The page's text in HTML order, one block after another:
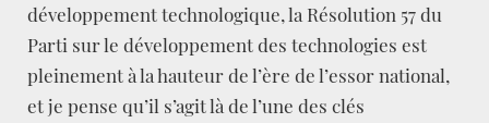
développement technologique, la Résolution 57 du
Parti sur le développement des technologies est
pleinement à la hauteur de l’ère de l’essor national,
et je pense qu’il s’agit là de l’une des clés